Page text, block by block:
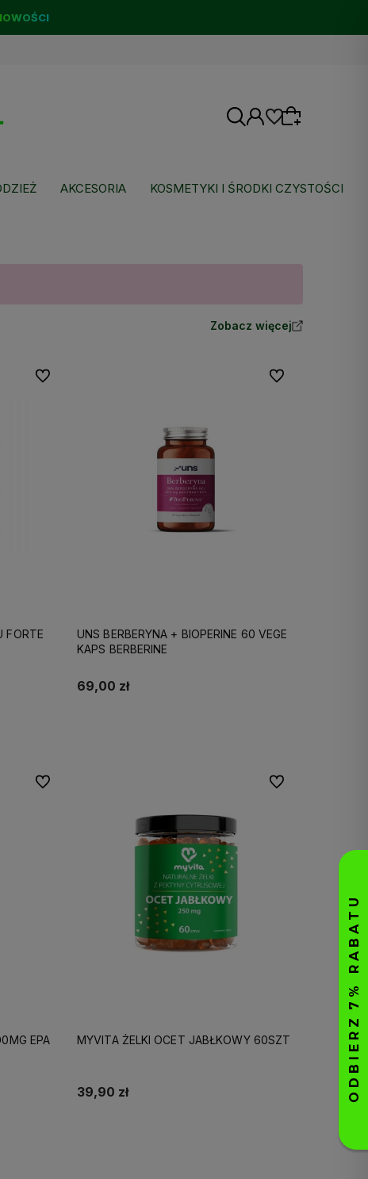
AKCESORIA KOSMETYKI I ŚRODKI CZYSTOŚCI
Zobacz więcej
FORTE
Do ulubionych
UNS BERBERYNA + BIOPERINE 60 VEGE
KAPS BERBERINE
69,00 zł
Do ulubionych
EPA
Do ulubionych
MYVITA ŻELKI OCET JABŁKOWY 60SZT
39,90 zł
Do ulubionych